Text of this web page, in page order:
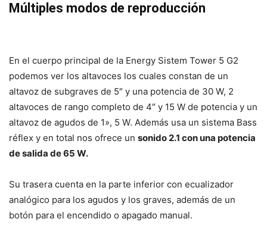
Múltiples modos de reproducción
En el cuerpo principal de la Energy Sistem Tower 5 G2
podemos ver los altavoces los cuales constan de un
altavoz de subgraves de 5″ y una potencia de 30 W, 2
altavoces de rango completo de 4″ y 15 W de potencia y un
altavoz de agudos de 1», 5 W. Además usa un sistema Bass
réflex y en total nos ofrece un sonido 2.1 con una potencia
de salida de 65 W.
Su trasera cuenta en la parte inferior con ecualizador
analógico para los agudos y los graves, además de un
botón para el encendido o apagado manual.